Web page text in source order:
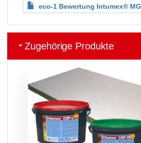
eco-1 Bewertung Intumex® MG
Zugehörige Produkte